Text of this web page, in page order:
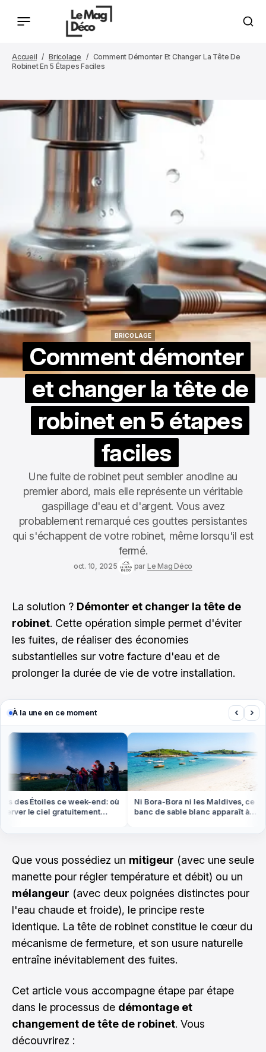
Accueil Bricolage
Comment Démonter Et Changer La Tête De
Robinet En 5 Étapes Faciles
BRICOLAGE
Comment démonter
et changer la tête de
robinet en 5 étapes
faciles
Une fuite de robinet peut sembler anodine au
premier abord, mais elle représente un véritable
gaspillage d'eau et d'argent. Vous avez
probablement remarqué ces gouttes persistantes
qui s'échappent de votre robinet, même lorsqu'il est
fermé.
oct. 10, 2025 par Le Mag Déco
La solution ? Démonter et changer la tête de
robinet. Cette opération simple permet d'éviter
les fuites, de réaliser des économies
substantielles sur votre facture d'eau et de
prolonger la durée de vie de votre installation.
À la une en ce moment ‹ ›
des Étoiles ce week-end: où
le ciel gratuitement
Ni Bora-Bora ni les Maldives, ce
banc de sable blanc apparaît à
Que vous possédiez un mitigeur (avec une seule
manette pour régler température et débit) ou un
mélangeur (avec deux poignées distinctes pour
l'eau chaude et froide), le principe reste
identique. La tête de robinet constitue le cœur du
mécanisme de fermeture, et son usure naturelle
entraîne inévitablement des fuites.
Cet article vous accompagne étape par étape
dans le processus de démontage et
changement de tête de robinet. Vous
découvrirez :